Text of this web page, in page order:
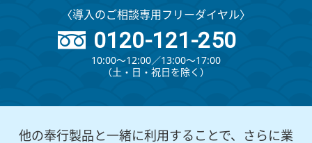
〈導入のご相談専用フリーダイヤル〉
0120-121-250
10:00～12:00∕13:00～17:00
（⼟・⽇・祝⽇を除く）
他の奉行製品と一緒に利用することで、さらに業